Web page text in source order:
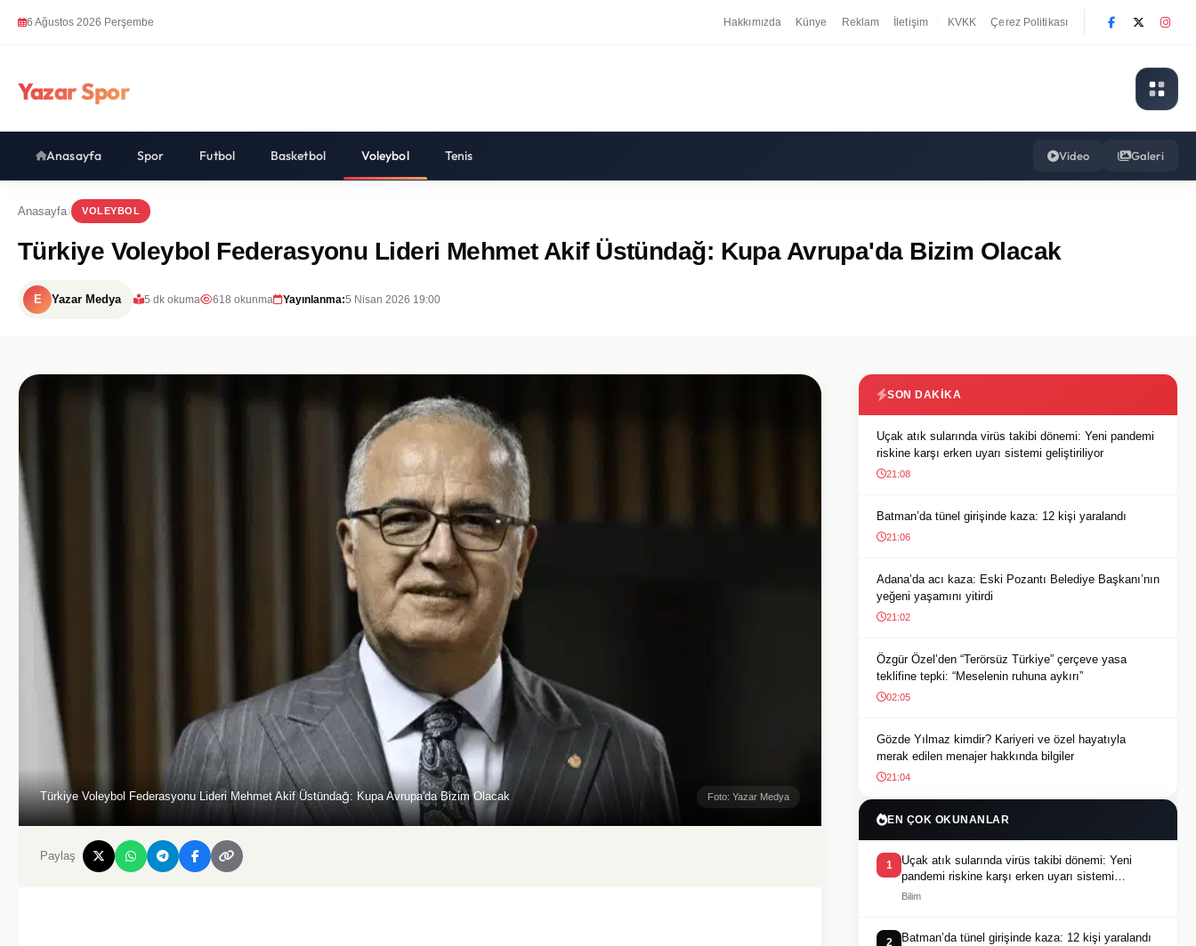
6 Ağustos 2026 Perşembe Hakkımızda Künye Reklam İletişim KVKK Çerez Politikası
Yazar Spor
Anasayfa Spor Futbol Basketbol Voleybol Tenis Video Galeri
Anasayfa VOLEYBOL
Türkiye Voleybol Federasyonu Lideri Mehmet Akif Üstündağ: Kupa Avrupa'da Bizim Olacak
E Yazar Medya 5 dk okuma 618 okunma Yayınlanma:5 Nisan 2026 19:00
Türkiye Voleybol Federasyonu Lideri Mehmet Akif Üstündağ: Kupa Avrupa'da Bizim Olacak Foto: Yazar Medya
Paylaş
SON DAKIKA
Uçak atık sularında virüs takibi dönemi: Yeni pandemi
riskine karşı erken uyarı sistemi geliştiriliyor
21:08
Batman’da tünel girişinde kaza: 12 kişi yaralandı
21:06
Adana’da acı kaza: Eski Pozantı Belediye Başkanı’nın
yeğeni yaşamını yitirdi
21:02
Özgür Özel’den “Terörsüz Türkiye” çerçeve yasa
teklifine tepki: “Meselenin ruhuna aykırı”
02:05
Gözde Yılmaz kimdir? Kariyeri ve özel hayatıyla
merak edilen menajer hakkında bilgiler
21:04
EN ÇOK OKUNANLAR
1
Uçak atık sularında virüs takibi dönemi: Yeni
pandemi riskine karşı erken uyarı sistemi
geliştiriliyor
Bilim
2 Batman’da tünel girişinde kaza: 12 kişi yaralandı